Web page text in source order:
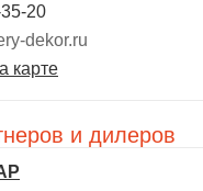
20
dekor.ru
карте
и дилеров